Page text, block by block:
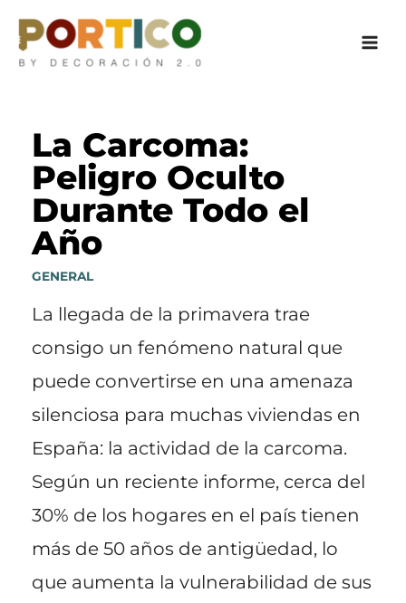
contenido
La Carcoma:
Peligro Oculto
Durante Todo el
Año
GENERAL
La llegada de la primavera trae
consigo un fenómeno natural que
puede convertirse en una amenaza
silenciosa para muchas viviendas en
España: la actividad de la carcoma.
Según un reciente informe, cerca del
30% de los hogares en el país tienen
más de 50 años de antigüedad, lo
que aumenta la vulnerabilidad de sus